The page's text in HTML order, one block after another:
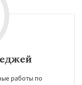
работы по